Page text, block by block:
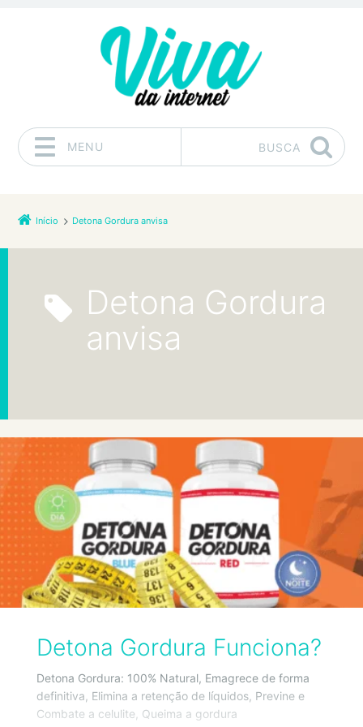
MENU BUSCA
Início Detona Gordura anvisa
Detona Gordura
anvisa
Detona Gordura Funciona?
Detona Gordura: 100% Natural, Emagrece de forma
definitiva, Elimina a retenção de líquidos, Previne e
Combate a celulite, Queima a gordura